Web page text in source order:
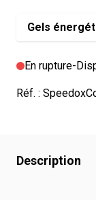
Gels
En rupture-
Réf. :
Description